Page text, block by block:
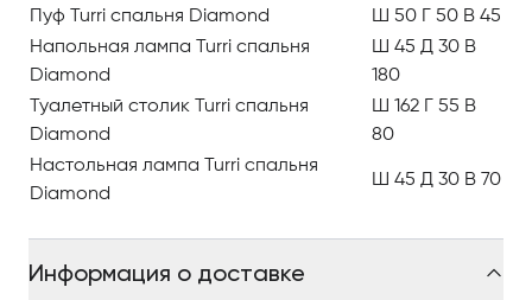
привлекает изысканный орнамент в качестве
позолоченной окантовки с замочком.
Изголовье кровати декорировано пряжками.
комплектацией, которая легка и доступна, вмещает
Пуф Turri спальня Diamond
Ш 50 Г 50 В 45
Напольная лампа Turri спальня
Diamond
Ш 45 Д 30 В
180
Туалетный столик Turri спальня
Diamond
Ш 162 Г 55 В
80
Настольная лампа Turri спальня
Diamond
Ш 45 Д 30 В 70
Информация о доставке